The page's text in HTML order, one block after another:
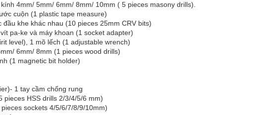
4mm/ 5mm/ 6mm/ 8mm/ 10mm ( 5 pieces masony drills).
cuộn (1 plastic tape measure)
khe khác nhau (10 pieces 25mm CRV bits)
pa-ke và máy khoan (1 socket adapter)
level), 1 mõ lếch (1 adjustable wrench)
6mm/ 8mm (1 pieces wood drills)
(1 magnetic bit holder)
1 tay cầm chống rung
pieces HSS drills 2/3/4/5/6 mm)
sockets 4/5/6/7/8/9/10mm)